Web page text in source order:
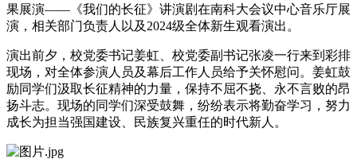
果展演——《我们的长征》讲演剧在南科大会议中心音乐厅展
演，相关部门负责人以及2024级全体新生观看演出。
演出前夕，校党委书记姜虹、校党委副书记张凌一行来到彩排
现场，对全体参演人员及幕后工作人员给予关怀慰问。姜虹鼓
励同学们汲取长征精神的力量，保持不屈不挠、永不言败的昂
扬斗志。现场的同学们深受鼓舞，纷纷表示将勤奋学习，努力
成长为担当强国建设、民族复兴重任的时代新人。